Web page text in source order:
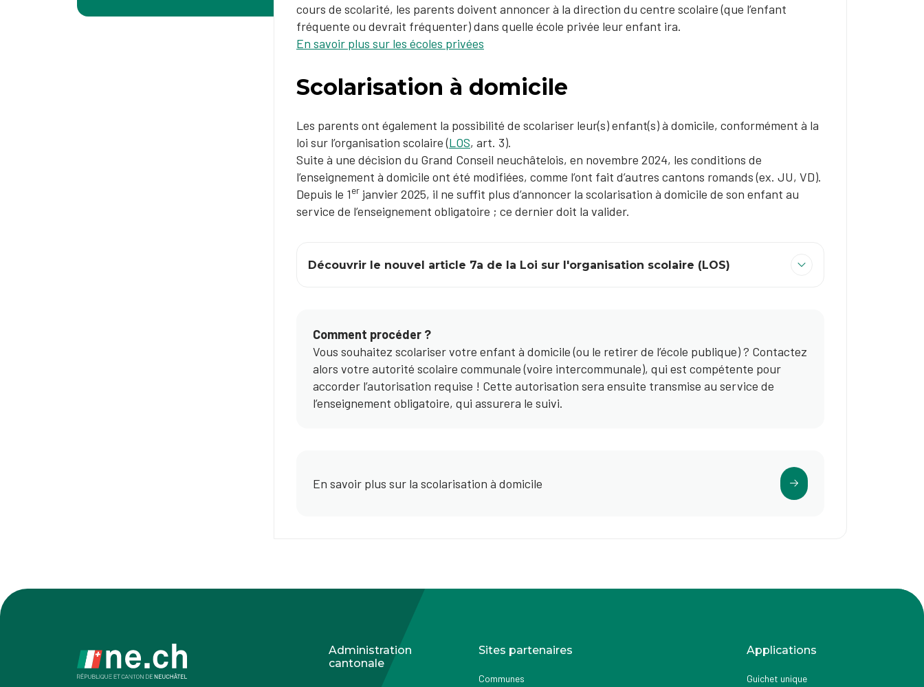
cours de scolarité, les parents doivent annoncer à la direction du centre scolaire (que l’enfant
fréquente ou devrait fréquenter) dans quelle école privée leur enfant ira.
En savoir plus sur les écoles privées
Scolarisation à domicile
Les parents ont également la possibilité de scolariser leur(s) enfant(s) à domicile, conformément à la
loi sur l’organisation scolaire (LOS, art. 3).
Suite à une décision du Grand Conseil neuchâtelois, en novembre 2024, les conditions de
l’enseignement à domicile ont été modifiées, comme l’ont fait d’autres cantons romands (ex. JU, VD).
Depuis le 1er janvier 2025, il ne suffit plus d’annoncer la scolarisation à domicile de son enfant au
service de l’enseignement obligatoire ; ce dernier doit la valider.
Découvrir le nouvel article 7a de la Loi sur l'organisation scolaire (LOS)
Comment procéder ?
Vous souhaitez scolariser votre enfant à domicile (ou le retirer de l’école publique) ? Contactez
alors votre autorité scolaire communale (voire intercommunale), qui est compétente pour
accorder l’autorisation requise ! Cette autorisation sera ensuite transmise au service de
l’enseignement obligatoire, qui assurera le suivi.
En savoir plus sur la scolarisation à domicile
Administration
cantonale
Sites partenaires
Communes
Applications
Guichet unique